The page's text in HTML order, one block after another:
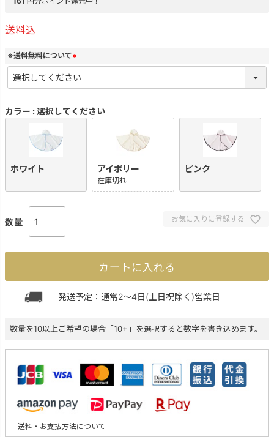
送料込
※送料無料について
(
必
須
カラー 選択してください
ホワイト アイボリー
在庫切れ
ピンク
お気に入りに登録する
カートに入れる
発送予定：通常2～4日(土日祝除く)営業日
数量を10以上ご希望の場合「10+」を選択すると数字を書き込めます。
送料・お支払方法について